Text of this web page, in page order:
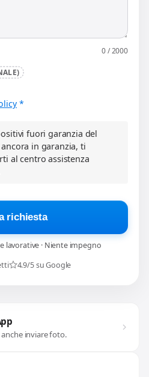
0 / 2000
*
fuori garanzia del
in garanzia, ti
al centro assistenza
richiesta
lavorative · Niente impegno
4.9/5 su Google
inviare foto.